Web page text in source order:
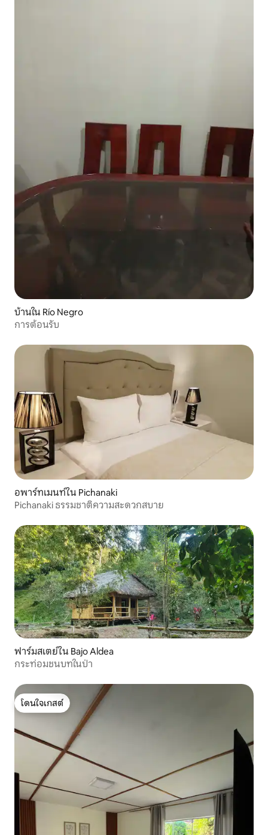
บ้านใน Río Negro
การต้อนรับ
อพาร์ทเมนท์ใน Pichanaki
Pichanaki ธรรมชาติความสะดวกสบาย
ฟาร์มสเตย์ใน Bajo Aldea
กระท่อมชนบทในป่า
โดนใจเกสต์
โดนใจเกสต์